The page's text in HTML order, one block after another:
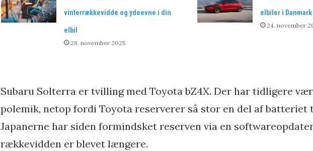
vinterrækkevidde og ydeevne i din
elbil
28. november 2025
elbiler i Danmark
24. november
Subaru Solterra er tvilling med Toyota bZ4X. Der har tidligere
polemik, netop fordi Toyota reserverer så stor en del af batteriet
Japanerne har siden formindsket reserven via en
rækkevidden er blevet længere.